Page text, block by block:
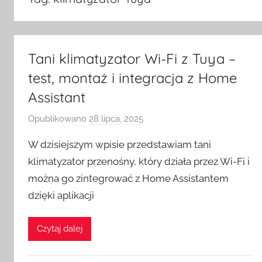
Tani klimatyzator Wi-Fi z Tuya –
test, montaż i integracja z Home
Assistant
Opublikowano 28 lipca, 2025
z
e
z
W dzisiejszym wpisie przedstawiam tani
klimatyzator przenośny, który działa przez Wi-Fi i
można go zintegrować z Home Assistantem
dzięki aplikacji
Czytaj dalej